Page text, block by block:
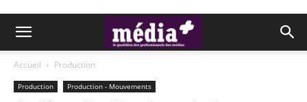
Accueil Production
Production Production - Mouvements